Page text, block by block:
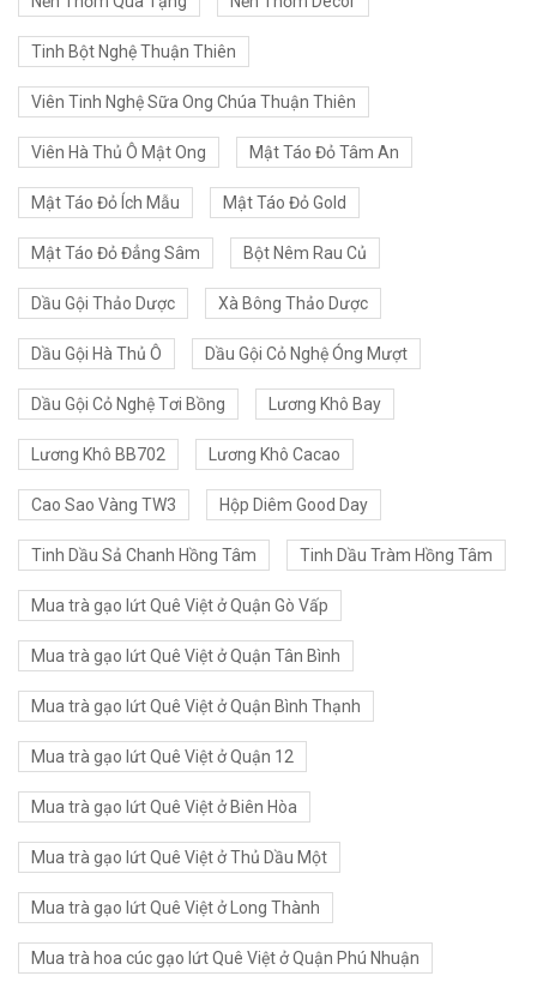
Tinh Bột Nghệ Thuận Thiên
Viên Tinh Nghệ Sữa Ong Chúa Thuận Thiên
Viên Hà Thủ Ô Mật Ong Mật Táo Đỏ Tâm An
Mật Táo Đỏ Ích Mẫu Mật Táo Đỏ Gold
Mật Táo Đỏ Đẳng Sâm Bột Nêm Rau Củ
Dầu Gội Thảo Dược Xà Bông Thảo Dược
Dầu Gội Hà Thủ Ô Dầu Gội Cỏ Nghệ Óng Mượt
Dầu Gội Cỏ Nghệ Tơi Bồng Lương Khô Bay
Lương Khô BB702 Lương Khô Cacao
Cao Sao Vàng TW3 Hộp Diêm Good Day
Tinh Dầu Sả Chanh Hồng Tâm Tinh Dầu Tràm Hồng Tâm
Mua trà gạo lứt Quê Việt ở Quận Gò Vấp
Mua trà gạo lứt Quê Việt ở Quận Tân Bình
Mua trà gạo lứt Quê Việt ở Quận Bình Thạnh
Mua trà gạo lứt Quê Việt ở Quận 12
Mua trà gạo lứt Quê Việt ở Biên Hòa
Mua trà gạo lứt Quê Việt ở Thủ Dầu Một
Mua trà gạo lứt Quê Việt ở Long Thành
Mua trà hoa cúc gạo lứt Quê Việt ở Quận Phú Nhuận